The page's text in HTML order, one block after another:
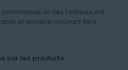
commande et des factures est
et durable pouvant être
sur les produits